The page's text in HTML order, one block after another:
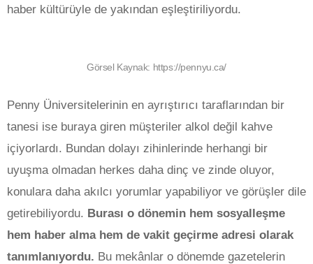
haber kültürüyle de yakından eşleştiriliyordu.
Görsel Kaynak: https://pennyu.ca/
Penny Üniversitelerinin en ayrıştırıcı taraflarından bir
tanesi ise buraya giren müşteriler alkol değil kahve
içiyorlardı. Bundan dolayı zihinlerinde herhangi bir
uyuşma olmadan herkes daha dinç ve zinde oluyor,
konulara daha akılcı yorumlar yapabiliyor ve görüşler dile
getirebiliyordu. Burası o dönemin hem sosyalleşme
hem haber alma hem de vakit geçirme adresi olarak
tanımlanıyordu. Bu mekânlar o dönemde gazetelerin